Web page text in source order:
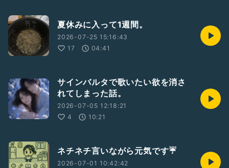
夏休みに入って1週間。
2026-07-25 15:16:43
17
04:41
サインバルタで歌いたい欲を消さ
れてしまった話。
2026-07-05 12:18:21
4
10:21
ネチネチ言いながら元気です☔️
2026-07-01 10:42:42